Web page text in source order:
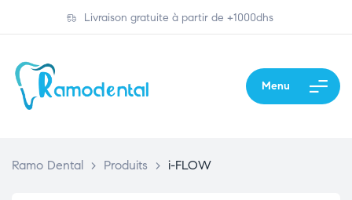
Livraison gratuite à partir de +1000dhs
Menu
Ramo Dental > Produits > i-FLOW